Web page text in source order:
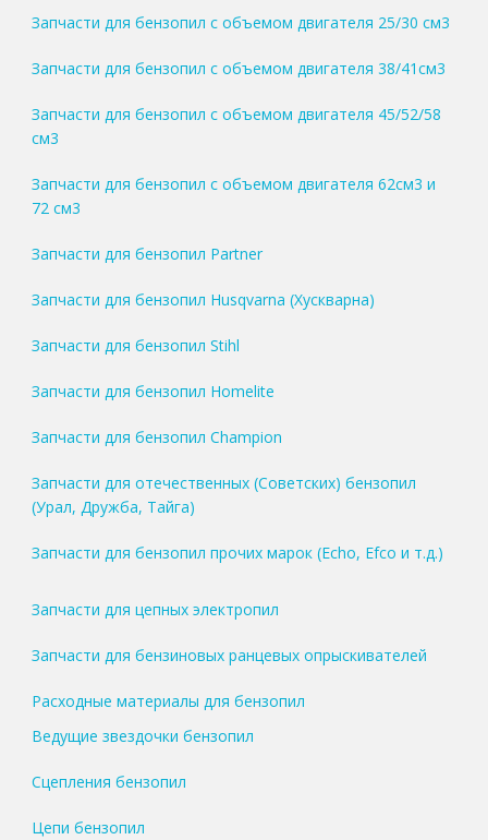
Запчасти для бензопил с объемом двигателя 25/30 см3
Запчасти для бензопил с объемом двигателя 38/41см3
Запчасти для бензопил с объемом двигателя 45/52/58
см3
Запчасти для бензопил с объемом двигателя 62см3 и
72 см3
Запчасти для бензопил Partner
Запчасти для бензопил Husqvarna (Хускварна)
Запчасти для бензопил Stihl
Запчасти для бензопил Homelite
Запчасти для бензопил Champion
Запчасти для отечественных (Советских) бензопил
(Урал, Дружба, Тайга)
Запчасти для бензопил прочих марок (Echo, Efco и т.д.)
Запчасти для цепных электропил
Запчасти для бензиновых ранцевых опрыскивателей
Расходные материалы для бензопил
Ведущие звездочки бензопил
Сцепления бензопил
Цепи бензопил